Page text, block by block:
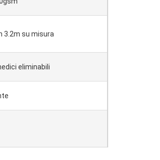
3.2m su misura
eliminabili